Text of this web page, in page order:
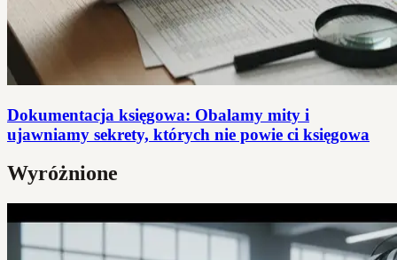
Dokumentacja księgowa: Obalamy mity i
ujawniamy sekrety, których nie powie ci księgowa
Wyróżnione